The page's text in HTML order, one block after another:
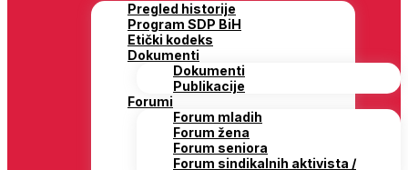
Pregled historije
Program SDP BiH
Etički kodeks
Dokumenti
Dokumenti
Publikacije
Forumi
Forum mladih
Forum žena
Forum seniora
Forum sindikalnih aktivista /